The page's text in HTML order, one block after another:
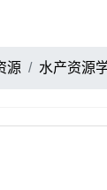
源 水产资源